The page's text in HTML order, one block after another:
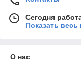
Сегодня
Показать
О нас